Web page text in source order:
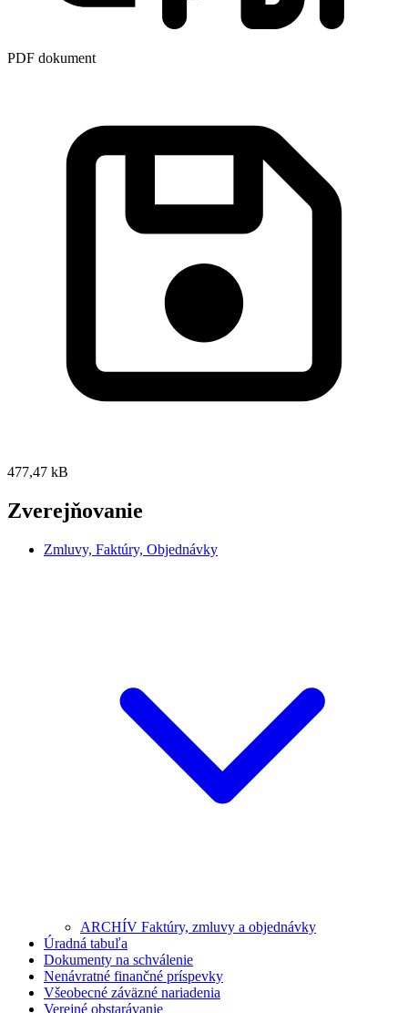
PDF dokument
477,47 kB
Zverejňovanie
Zmluvy, Faktúry, Objednávky
ARCHÍV Faktúry, zmluvy a objednávky
Úradná tabuľa
Dokumenty na schválenie
Nenávratné finančné príspevky
Všeobecné záväzné nariadenia
Verejné obstarávanie